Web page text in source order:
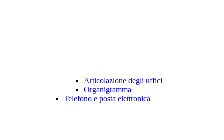
Articolazione degli uffici
Organigramma
Telefono e posta elettronica